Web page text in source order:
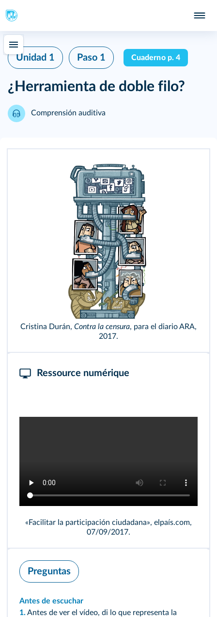
Unidad 1 Paso 1 Cuaderno p. 4
¿Herramienta de doble filo?
Comprensión auditiva
Cristina Durán, Contra la censura, para el diario ARA,
2017.
Ressource numérique
«Facilitar la participación ciudadana», elpaís.com,
07/09/2017.
Preguntas
Antes de escuchar
1. Antes de ver el vídeo, di lo que representa la